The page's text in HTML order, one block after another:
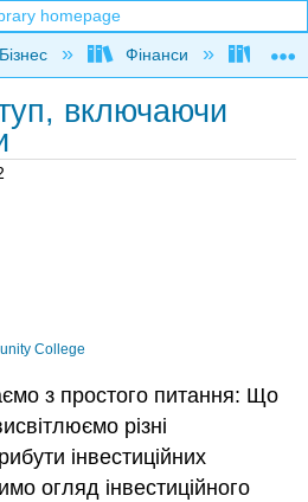
global hierarchy
Бізнес Фінанси
включаючи
College
з простого питання: Що
різні
інвестиційних
огляд інвестиційного